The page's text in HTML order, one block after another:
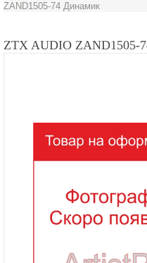
ZAND1505-74 Динамик
ZTX AUDIO